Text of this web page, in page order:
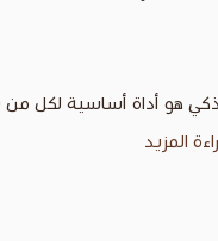
هو أداة أساسية لكل
المزيد